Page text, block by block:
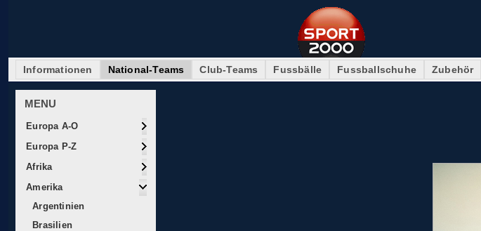
Informationen National-Teams Club-Teams Fussbälle Fussballschuhe Zubehör
MENU
Europa A-O
Europa P-Z
Afrika
Amerika
Argentinien
Brasilien